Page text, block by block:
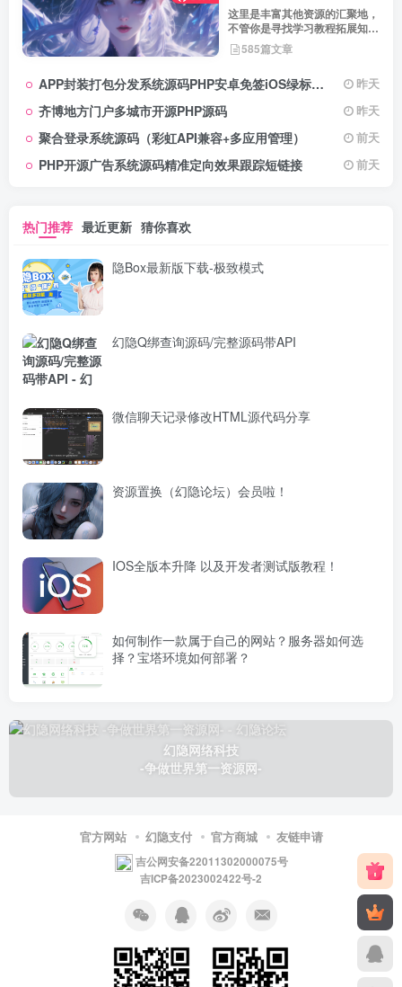
这里是丰富其他资源的汇聚地，
不管你是寻找学习教程拓展知
识，还是搜集各类素材激发创作
灵感，亦或是查询专业数据辅助
源定期更新、分类清晰、下载便
务，快来探索发现所需资源！
585篇文章
APP封装打包分发系统源码PHP安卓免签iOS绿标工具 昨天
齐博地方门户多城市开源PHP源码 昨天
聚合登录系统源码（彩虹API兼容+多应用管理） 前天
PHP开源广告系统源码精准定向效果跟踪短链接 前天
热门推荐 最近更新 猜你喜欢
隐Box最新版下载-极致模式
幻隐Q绑查询源码/完整源码带API
微信聊天记录修改HTML源代码分享
资源置换（幻隐论坛）会员啦！
IOS全版本升降 以及开发者测试版教程！
如何制作一款属于自己的网站？服务器如何选
择？宝塔环境如何部署？
幻隐网络科技
-争做世界第一资源网-
官方网站 幻隐支付 官方商城 友链申请
吉公网安备22011302000075号
吉ICP备2023002422号-2